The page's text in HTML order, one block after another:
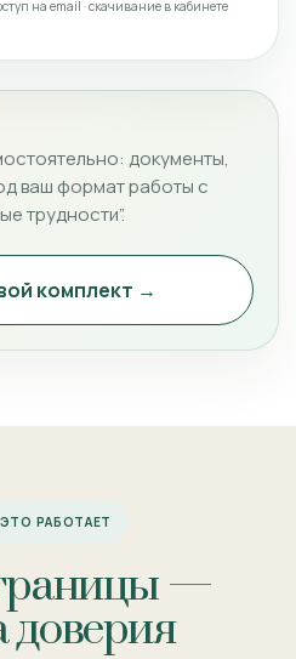
на email · скачивание в кабинете
документы,
ваш формат работы с
трудности”.
комплект →
РАБОТАЕТ
—
доверия